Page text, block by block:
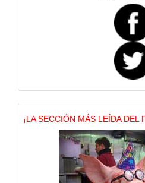
¡LA SECCIÓN MÁS LEÍDA DEL